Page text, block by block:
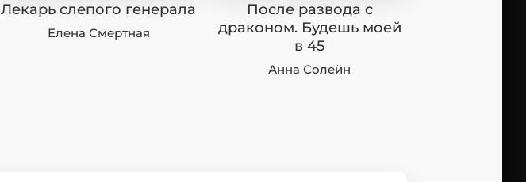
Лекарь слепого генерала
Елена Смертная
После развода с
драконом. Будешь моей
в 45
Анна Солейн